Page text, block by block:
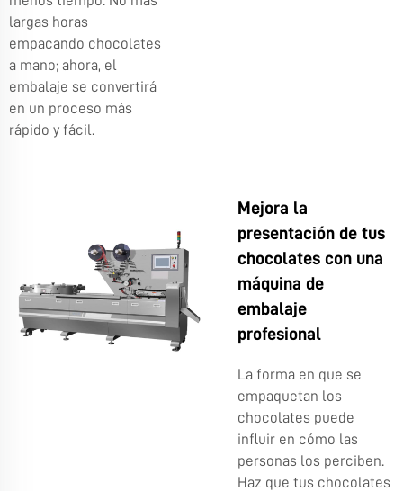
largas horas
empacando chocolates
a mano; ahora, el
embalaje se convertirá
en un proceso más
rápido y fácil.
Mejora la
presentación de tus
chocolates con una
máquina de
embalaje
profesional
La forma en que se
empaquetan los
chocolates puede
influir en cómo las
personas los perciben.
Haz que tus chocolates